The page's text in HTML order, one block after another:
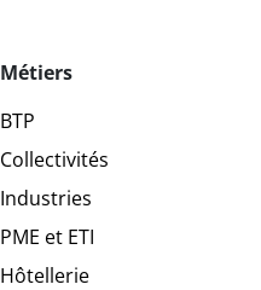
Métiers
BTP
Collectivités
Industries
PME et ETI
Hôtellerie